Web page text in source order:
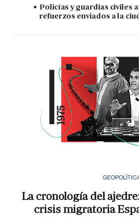
Policías y guardias civiles
refuerzos enviados a la
La cronología del
crisis migratoria